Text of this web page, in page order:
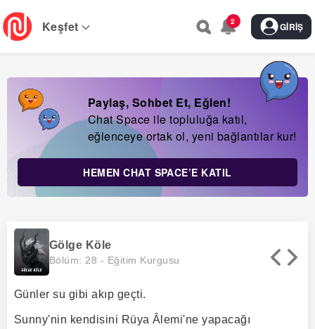
Skip
to
main
Keşfet 2 GIRIŞ
Paylaş, Sohbet Et, Eğlen!
Chat Space ile topluluğa katıl,
eğlenceye ortak ol, yeni bağlantılar kur!
HEMEN CHAT SPACE’E KATIL
Gölge Köle
Bölüm: 28 - Eğitim Kurgusu
Günler su gibi akıp geçti.
Sunny'nin kendisini Rüya Âlemi'ne yapacağı